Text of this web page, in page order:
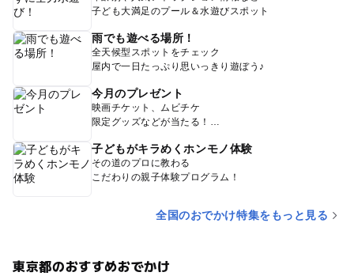
子ども大満足のプール＆水遊びスポット
雨でも遊べる場所！
全天候型スポットをチェック
屋内で一日たっぷり思いっきり遊ぼう♪
今月のプレゼント
映画チケット、ムビチケ
限定グッズなどが当たる！
子どもがキラめくホンモノ体験
その道のプロに教わる
こだわりの親子体験プログラム！
全国のおでかけ特集をもっと見る
東京都のおすすめおでかけ